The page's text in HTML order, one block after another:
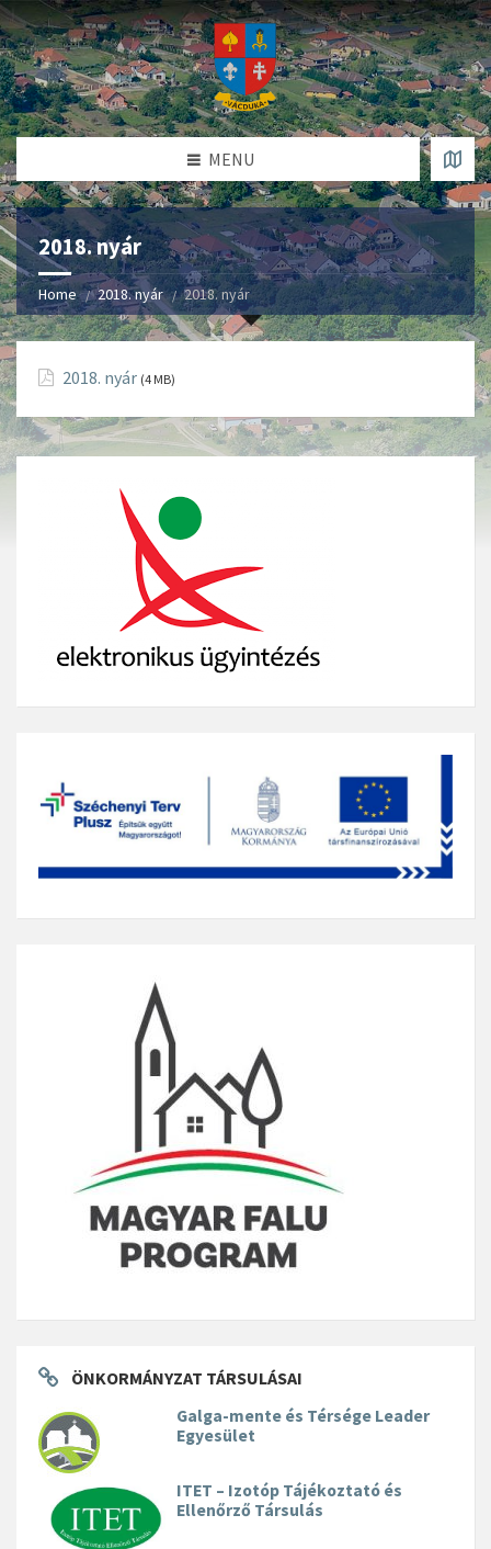
MENU
2018. nyár
Home 2018. nyár 2018. nyár
2018. nyár (4 MB)
ÖNKORMÁNYZAT TÁRSULÁSAI
Galga-mente és Térsége Leader
Egyesület
ITET – Izotóp Tájékoztató és
Ellenőrző Társulás